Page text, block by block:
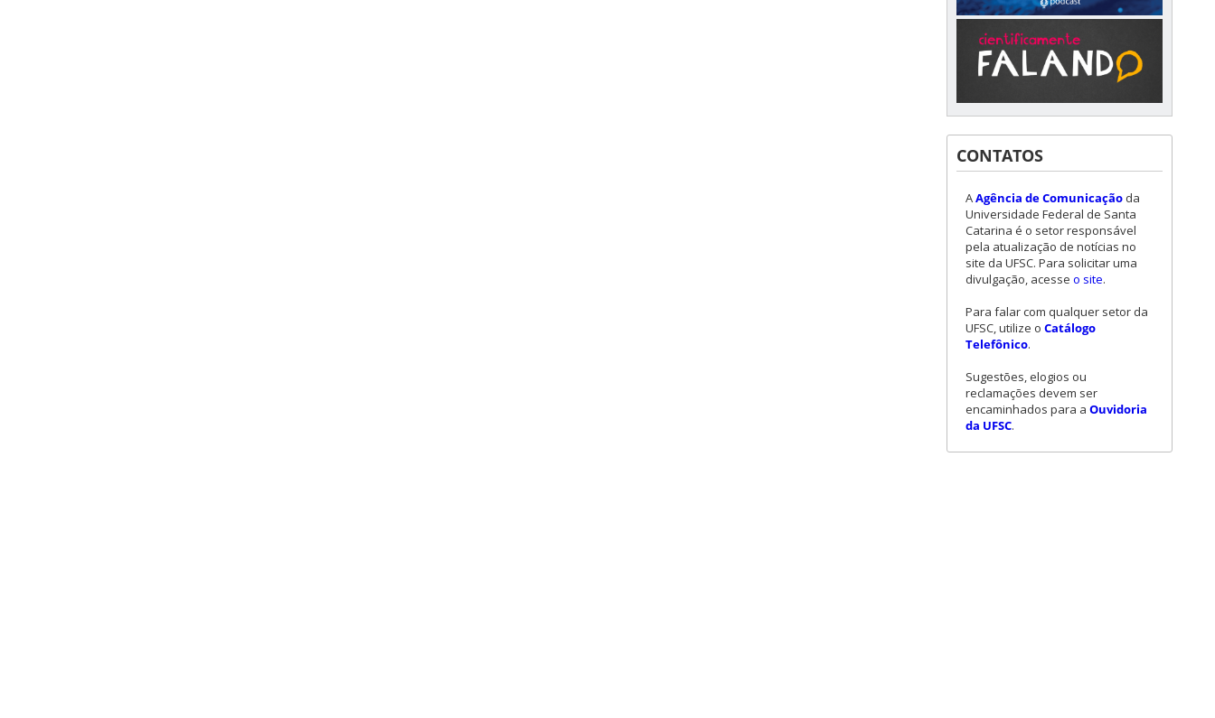
CONTATOS
AAgência de Comunicação da
Universidade Federal de Santa
Catarina é o setor responsável
pela atualização de notícias no
site da UFSC. Para solicitar uma
divulgação, acesse o site.
Para falar com qualquer setor da
UFSC, utilize o Catálogo
Telefônico.
Sugestões, elogios ou
reclamações devem ser
encaminhados para a Ouvidoria
da UFSC.